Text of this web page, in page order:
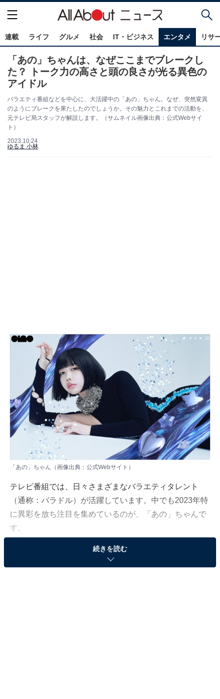
連載 ライフ グルメ 社会 IT・ビジネス エンタメ リサ
「あの」ちゃんは、なぜここまでブレークし
た？ トーク力の高さと頭の良さが光る異色の
アイドル
バラエティ番組などを中心に、大活躍中の「あの」ちゃん。なぜ、突然変異
のようにブレークを果たしたのでしょうか。その魅力とこれまでの活動を、
元テレビ局スタッフが解説します。（サムネイル画像出典：公式Webサイ
ト）
2023.10.24
ゆるま 小林
「あの」ちゃん（画像出典： 公式Webサイト ）
テレビ番組では、日々さまざまなバラエティタレント
（通称：バラドル）が活躍しています。中でも2023年特
に異彩を放ち注目を集めているのが、「あの」ちゃんで
す。
各バラエティ番組にゲスト出演し、10月からは新たな競
馬番組『ウマウマ！～アノミズキのビギナー育成TV
続きを読む